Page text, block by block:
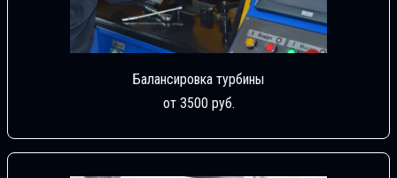
Балансировка турбины
от 3500 руб.